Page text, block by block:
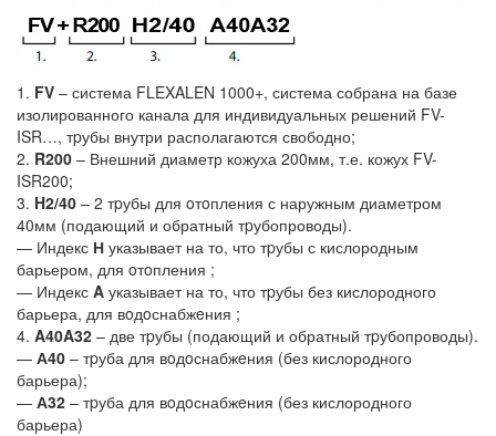
1. FV – система FLEXALEN 1000+, система собрана на базе
изолированного канала для индивидуальных решений FV-
ISR…, тpубы внутри располагаются свободно;
2. R200 – Внешний диаметр кожуха 200мм, т.е. кожух FV-
ISR200;
3. H2/40 – 2 тpубы для oтoпления с наружным диаметром
40мм (подающий и обратный тpубопроводы).
— Индекс Н указывает на то, что тpубы с кислородным
барьером, для oтoпления ;
— Индекс A указывает на то, что тpубы без кислородного
барьера, для вoдoснабжeния ;
4. A40A32 – две тpубы (подающий и обратный тpубопроводы).
— А40 – тpуба для вoдoснабжeния (без кислородного
барьера);
— А32 – тpуба для вoдoснабжeния (без кислородного
барьера)